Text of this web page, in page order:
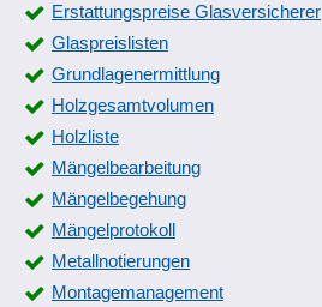
Erstattungspreise Glasversicherer
Glaspreislisten
Grundlagenermittlung
Holzgesamtvolumen
Holzliste
Mängelbearbeitung
Mängelbegehung
Mängelprotokoll
Metallnotierungen
Montagemanagement